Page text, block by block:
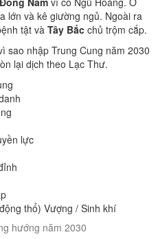
lớn và kê giường ngủ. Ngoài ra
tật vàTây Bắc chủ trộm cắp.
sao nhập Trung Cung năm 2030
lại dịch theo Lạc Thư.
lực
thổ) Vượng / Sinh khí
hướng năm 2030